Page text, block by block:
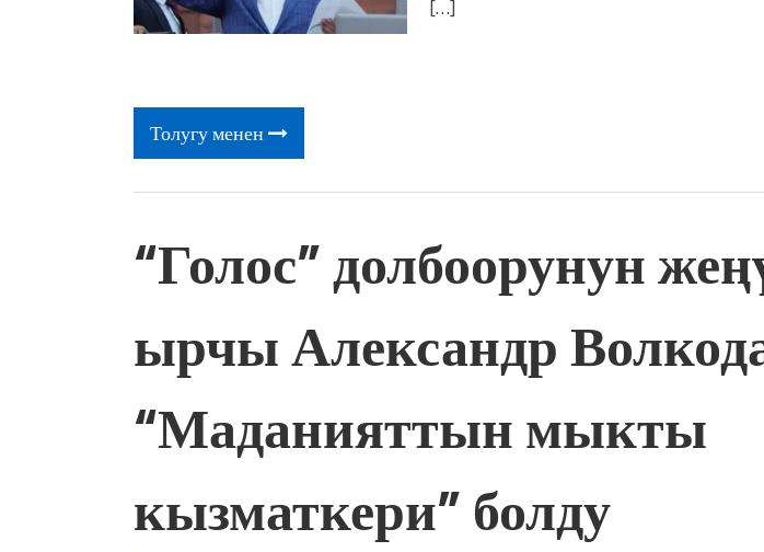
[…]
Толугу менен
“Голос” долбоорунун
ырчы Александр
“Маданияттын мыкты
кызматкери” болду